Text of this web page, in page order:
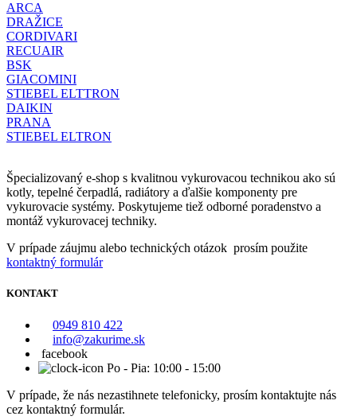
ARCA
DRAŽICE
CORDIVARI
RECUAIR
BSK
GIACOMINI
STIEBEL ELTTRON
DAIKIN
PRANA
STIEBEL ELTRON
Špecializovaný e-shop s kvalitnou vykurovacou technikou ako sú
kotly, tepelné čerpadlá, radiátory a ďalšie komponenty pre
vykurovacie systémy. Poskytujeme tiež odborné poradenstvo a
montáž vykurovacej techniky.
V prípade záujmu alebo technických otázok prosím použite
kontaktný formulár
KONTAKT
0949 810 422
info@zakurime.sk
facebook
Po - Pia: 10:00 - 15:00
V prípade, že nás nezastihnete telefonicky, prosím kontaktujte nás
cez kontaktný formulár.